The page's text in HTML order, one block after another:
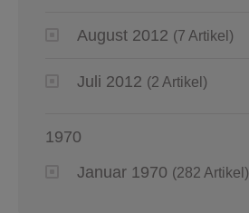
August 2012 (7 Artikel)
Juli 2012 (2 Artikel)
1970
Januar 1970 (282 Artikel)